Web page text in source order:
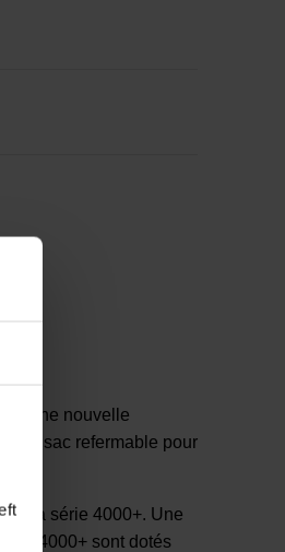
Une nouvelle
un sac refermable pour
de la série 4000+. Une
4000+ sont dotés